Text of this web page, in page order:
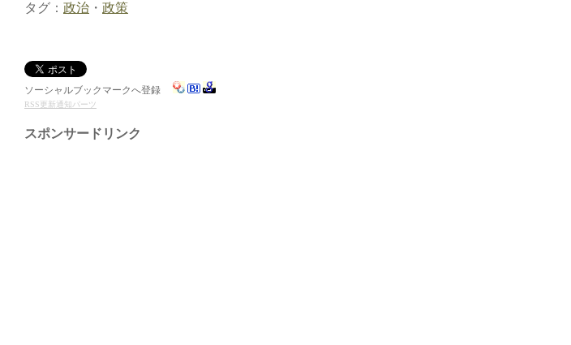
タグ： 政治 ・ 政策
ソーシャルブックマークへ登録
RSS更新通知パーツ
スポンサードリンク